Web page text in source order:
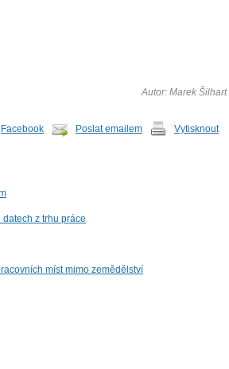
Autor: Marek Šilhart
Facebook Poslat emailem Vytisknout
z trhu práce
míst mimo zemědělství